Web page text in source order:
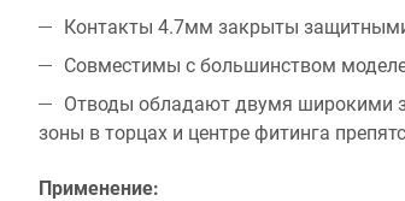
Контакты 4.7мм закрыты
Совместимы с большинством
Отводы обладают двумя широкими
зоны в торцах и центре фитинга
Применение: